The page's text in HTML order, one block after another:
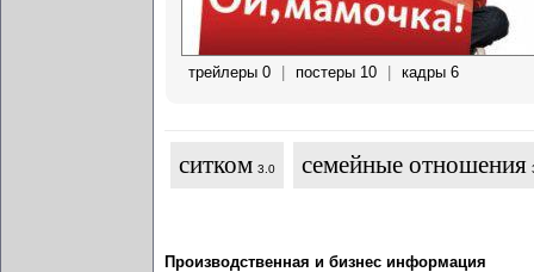
трейлеры 0 постеры 10 кадры 6
ситком 3.0 семейные отношения
Производственная и бизнес информация